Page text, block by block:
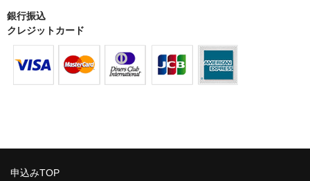
銀行振込
クレジットカード
申込みTOP